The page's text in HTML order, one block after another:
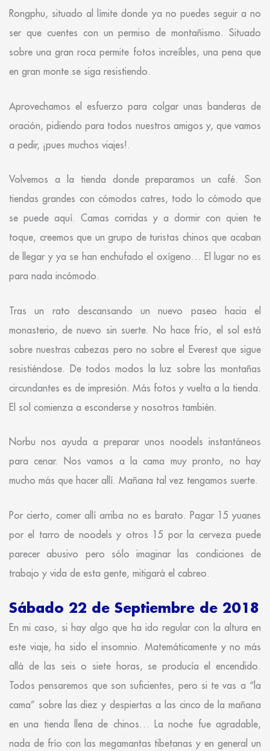
Rongphu, situado al límite donde ya no puedes seguir a no
ser que cuentes con un permiso de montañismo. Situado
sobre una gran roca permite fotos increíbles, una pena que
en gran monte se siga resistiendo.
Aprovechamos el esfuerzo para colgar unas banderas de
oración, pidiendo para todos nuestros amigos y, que vamos
a pedir, ¡pues muchos viajes!.
Volvemos a la tienda donde preparamos un café. Son
tiendas grandes con cómodos catres, todo lo cómodo que
se puede aquí. Camas corridas y a dormir con quien te
toque, creemos que un grupo de turistas chinos que acaban
de llegar y ya se han enchufado el oxígeno… El lugar no es
para nada incómodo.
Tras un rato descansando un nuevo paseo hacia el
monasterio, de nuevo sin suerte. No hace frío, el sol está
sobre nuestras cabezas pero no sobre el Everest que sigue
resistiéndose. De todos modos la luz sobre las montañas
circundantes es de impresión. Más fotos y vuelta a la tienda.
El sol comienza a esconderse y nosotros también.
Norbu nos ayuda a preparar unos noodels instantáneos
para cenar. Nos vamos a la cama muy pronto, no hay
mucho más que hacer allí. Mañana tal vez tengamos suerte.
Por cierto, comer allí arriba no es barato. Pagar 15 yuanes
por el tarro de noodels y otros 15 por la cerveza puede
parecer abusivo pero sólo imaginar las condiciones de
trabajo y vida de esta gente, mitigará el cabreo.
Sábado 22 de Septiembre de 2018
En mi caso, si hay algo que ha ido regular con la altura en
este viaje, ha sido el insomnio. Matemáticamente y no más
allá de las seis o siete horas, se producía el encendido.
Todos pensaremos que son suficientes, pero si te vas a “la
cama” sobre las diez y despiertas a las cinco de la mañana
en una tienda llena de chinos… La noche fue agradable,
nada de frío con las megamantas tibetanas y en general un